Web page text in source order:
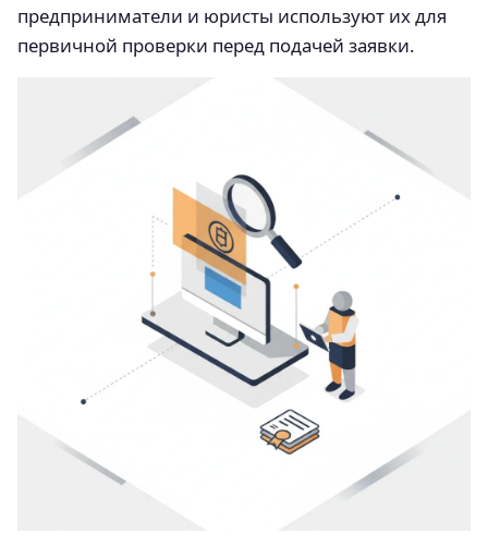
предприниматели и юристы используют их для
первичной проверки перед подачей заявки.